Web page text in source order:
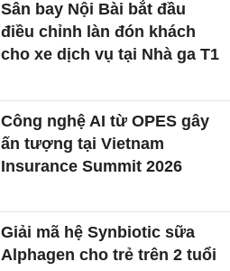
Sân bay Nội Bài bắt đầu
điều chỉnh làn đón khách
cho xe dịch vụ tại Nhà ga T1
Công nghệ AI từ OPES gây
ấn tượng tại Vietnam
Insurance Summit 2026
Giải mã hệ Synbiotic sữa
Alphagen cho trẻ trên 2 tuổi